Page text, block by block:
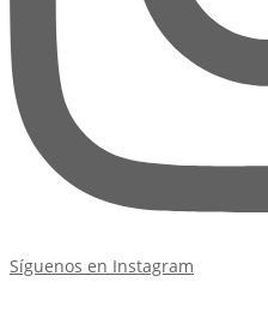
Síguenos en Instagram